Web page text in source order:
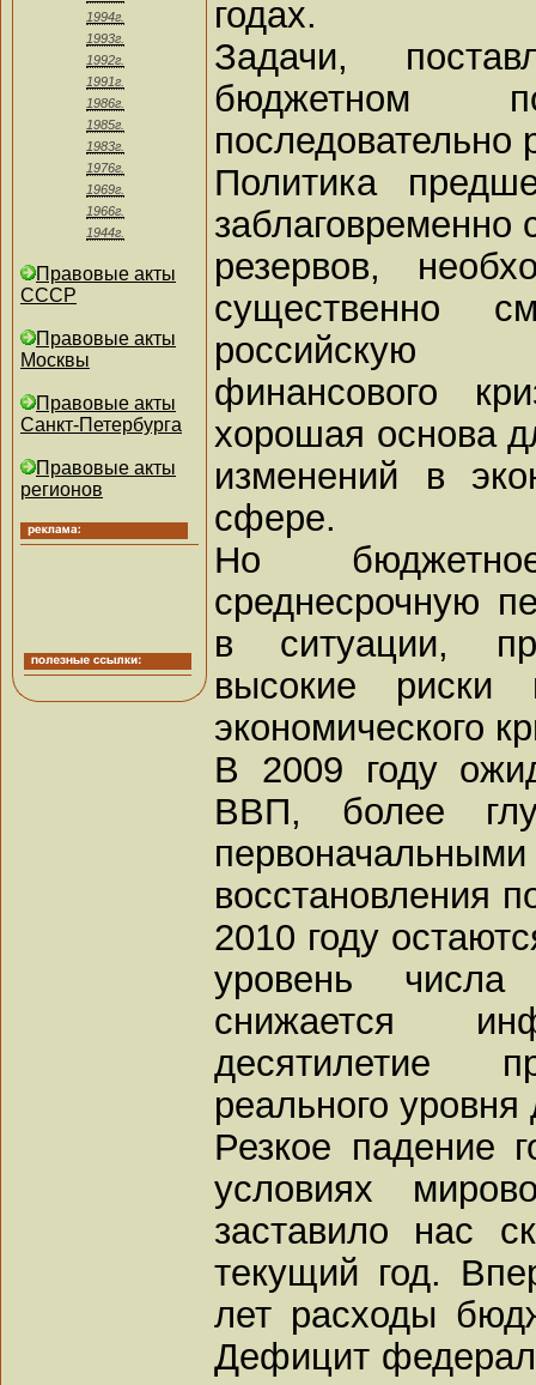
1994г.
1993г.
1992г.
1991г.
1986г.
1985г.
1983г.
1976г.
1969г.
1966г.
1944г.
Правовые акты
СССР
Правовые акты
Москвы
Правовые акты
Санкт-Петербурга
Правовые акты
регионов
годах.
Задачи,
бюджетном
последовательно
Политика
заблаговременно
резервов,
существенно
российскую
финансового
хорошая основа
изменений в
сфере.
Но
среднесрочную
в ситуации,
высокие риски
экономического
В 2009 году
ВВП, более
восстановления
2010 году
уровень числа
снижается
десятилетие
реального
Резкое падение
условиях
заставило нас
текущий год.
лет расходы
Дефицит